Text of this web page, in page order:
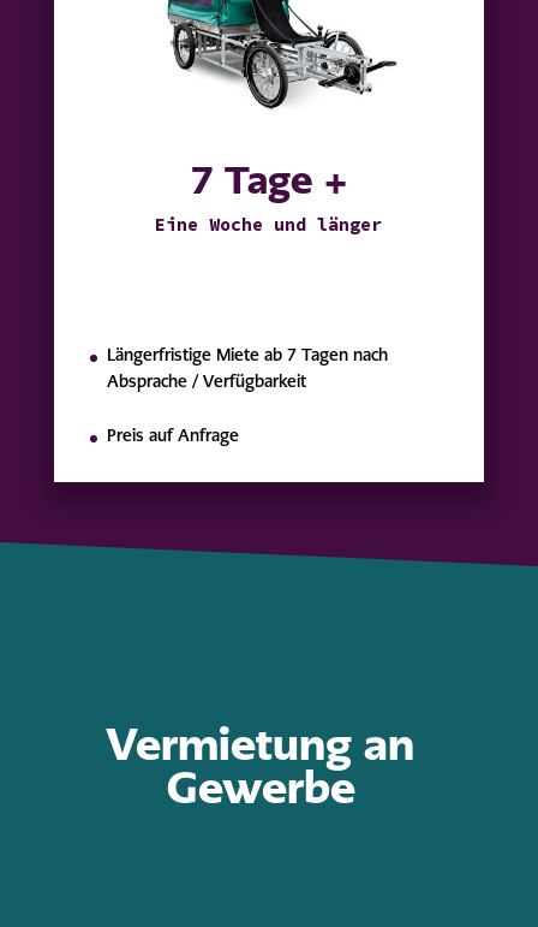
7 Tage +
Eine Woche und länger
Längerfristige Miete ab 7 Tagen nach
Absprache / Verfügbarkeit
Preis auf Anfrage
Vermietung an
Gewerbe